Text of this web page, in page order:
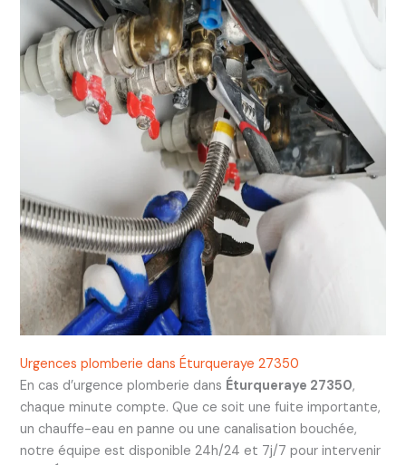
Urgences plomberie dans Éturqueraye 27350
En cas d’urgence plomberie dans Éturqueraye 27350,
chaque minute compte. Que ce soit une fuite importante,
un chauffe-eau en panne ou une canalisation bouchée,
notre équipe est disponible 24h/24 et 7j/7 pour intervenir